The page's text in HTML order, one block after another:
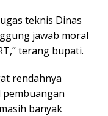
teknis Dinas
jawab moral
terang bupati.
rendahnya
banyak